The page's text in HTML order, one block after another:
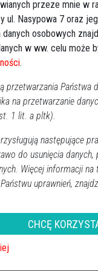
2019-10-21 10:00
10. Forum Rozwoju
Zmian 2019. Wśród
samorząd powiatu
patronatem
Jednostka Wdrażania
przeze mnie w
ul. Nasypowa 7 oraz
osobowych
w ww. celu może
.
przetwarzania Państwa
na przetwarzanie
1 lit. a pltk).
następujące
do usunięcia
Więcej informacji
uprawnień,
CHCĘ